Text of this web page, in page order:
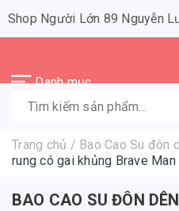
Shop Người Lớn 89 Nguyễn
Danh mục
Trang chủ / Bao Cao Su đôn
rung có gai khủng Brave Man
BAO CAO SU ĐÔN